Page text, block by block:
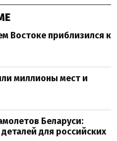
Востоке приблизился к
миллионы мест и
Беларуси:
для российских